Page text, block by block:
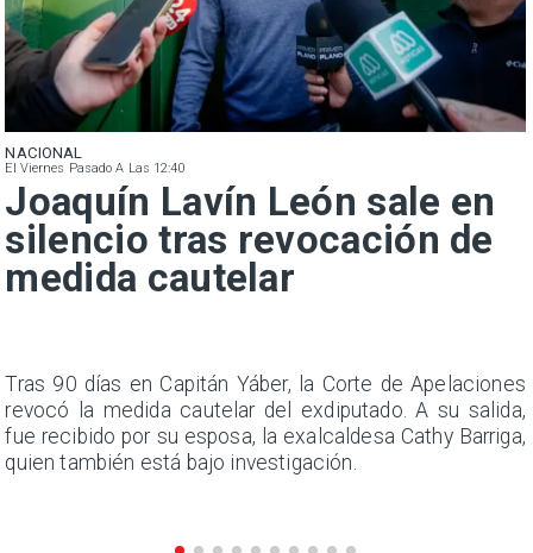
NACIONAL
El Viernes Pasado A Las 12:40
Joaquín Lavín León sale en
silencio tras revocación de
medida cautelar
Tras 90 días en Capitán Yáber, la Corte de Apelaciones
revocó la medida cautelar del exdiputado. A su salida,
fue recibido por su esposa, la exalcaldesa Cathy Barriga,
quien también está bajo investigación.